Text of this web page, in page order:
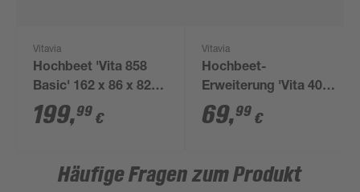
Vitavia
Hochbeet 'Vita 858
Basic' 162 x 86 x 82
cm aluminiumfarben
199,99 €
Vitavia
Hochbeet-
Erweiterung 'Vita 401
Stretched' 80 x 40 cm
schwarz
69,99 €
Häufige Fragen zum Produkt